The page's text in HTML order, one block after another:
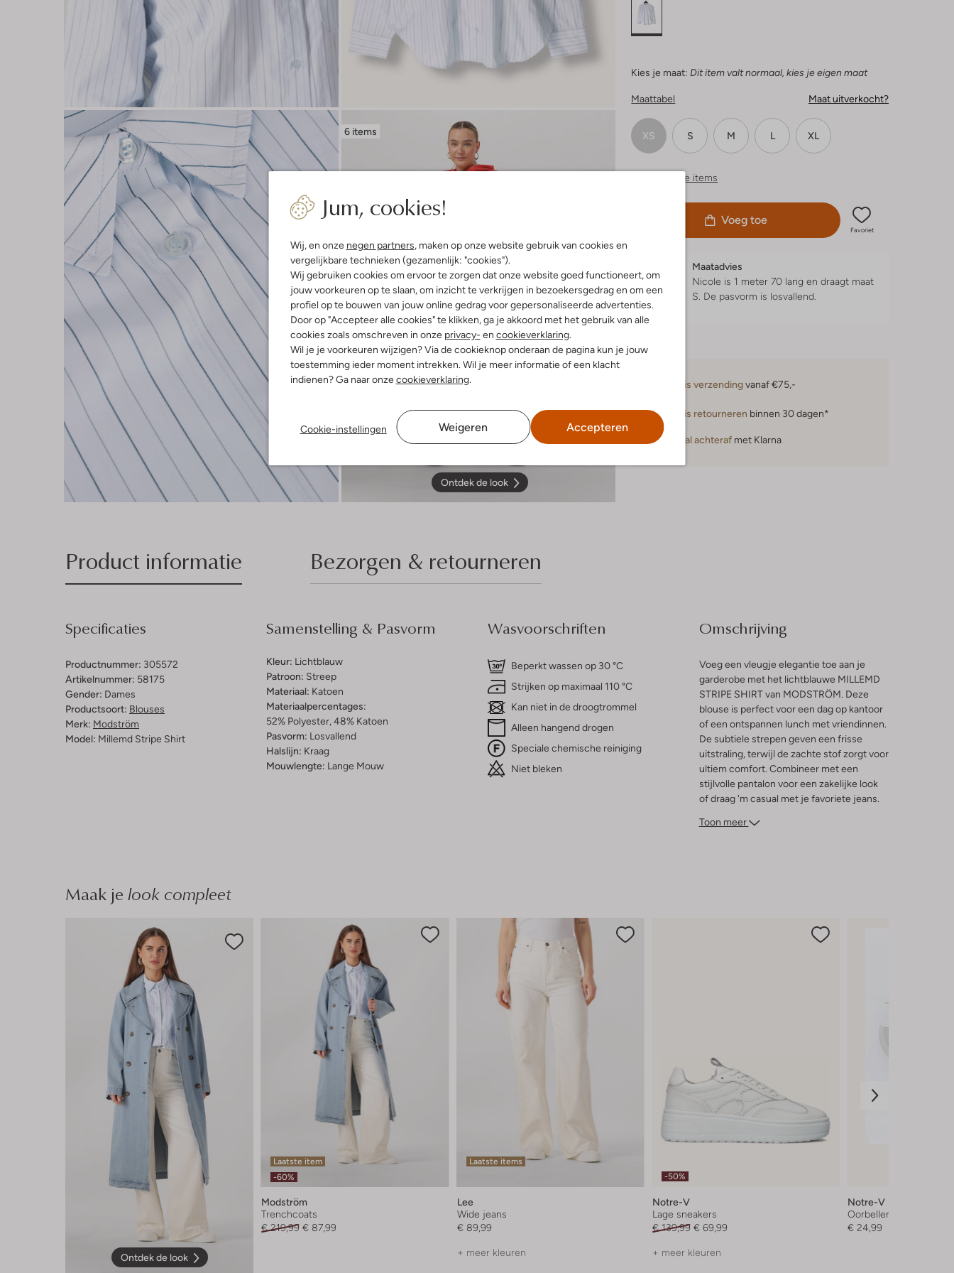
Jum, cookies!
Wij, en onze negen partners, maken op onze website gebruik van cookies en
vergelijkbare technieken (gezamenlijk: "cookies").
Wij gebruiken cookies om ervoor te zorgen dat onze website goed functioneert, om
jouw voorkeuren op te slaan, om inzicht te verkrijgen in bezoekersgedrag en om een
profiel op te bouwen van jouw online gedrag voor gepersonaliseerde advertenties.
Door op "Accepteer alle cookies" te klikken, ga je akkoord met het gebruik van alle
cookies zoals omschreven in onze privacy- en cookieverklaring.
Wil je je voorkeuren wijzigen? Via de cookieknop onderaan de pagina kun je jouw
toestemming ieder moment intrekken. Wil je meer informatie of een klacht
indienen? Ga naar onzecookieverklaring.
Cookie-instellingen Weigeren Accepteren
6 items
Ontdek de look
Kies je maat: Dit item valt normaal, kies je eigen maat
Maattabel Maat uitverkocht?
XS S M L XL
Vergelijkbare items
Voeg toe
Favoriet
Maatadvies
Nicole is 1 meter 70 lang en draagt maat
S. De pasvorm is losvallend.
Gratis verzendingvanaf €75,-
Gratis retourneren binnen 30 dagen*
Betaal achteraf met Klarna
Product informatie Bezorgen & retourneren
Specificaties
Productnummer: 305572
Artikelnummer: 58175
Gender: Dames
Productsoort: Blouses
Merk: Modström
Model: Millemd Stripe Shirt
Samenstelling & Pasvorm
Kleur: Lichtblauw
Patroon: Streep
Materiaal: Katoen
Materiaalpercentages:
52% Polyester, 48% Katoen
Pasvorm: Losvallend
Halslijn: Kraag
Mouwlengte: Lange Mouw
Wasvoorschriften
Beperkt wassen op 30 °C
Strijken op maximaal 110 °C
Kan niet in de droogtrommel
Alleen hangend drogen
Speciale chemische reiniging
Niet bleken
Omschrijving
Voeg een vleugje elegantie toe aan je
garderobe met het lichtblauwe MILLEMD
STRIPE SHIRT van MODSTRÖM. Deze
blouse is perfect voor een dag op kantoor
of een ontspannen lunch met vriendinnen.
De subtiele strepen geven een frisse
uitstraling, terwijl de zachte stof zorgt voor
ultiem comfort. Combineer met een
stijlvolle pantalon voor een zakelijke look
of draag 'm casual met je favoriete jeans.
'm een onmisbare aanvulling op je
Toon meer
Maak je look compleet
Ontdek de look
Laatste item
-60%
Modström
Trenchcoats
€ 219,99 € 87,99
Laatste items
Lee
Wide jeans
€ 89,99
+ meer kleuren
-50%
Notre-V
Lage sneakers
€ 139,99 € 69,99
+ meer kleuren
Notre-V
Oorbellen
€ 24,99